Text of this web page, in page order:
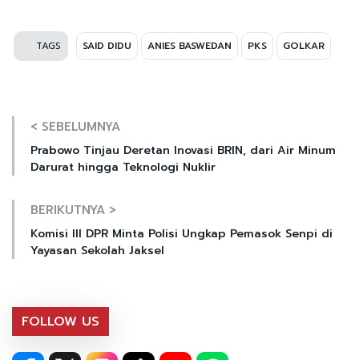
TAGS SAID DIDU ANIES BASWEDAN PKS GOLKAR
< SEBELUMNYA
Prabowo Tinjau Deretan Inovasi BRIN, dari Air Minum
Darurat hingga Teknologi Nuklir
BERIKUTNYA >
Komisi III DPR Minta Polisi Ungkap Pemasok Senpi di
Yayasan Sekolah Jaksel
FOLLOW US